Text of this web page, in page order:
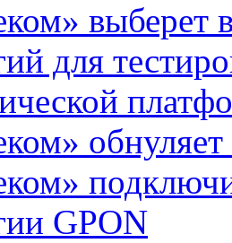
выберет
для
GPON